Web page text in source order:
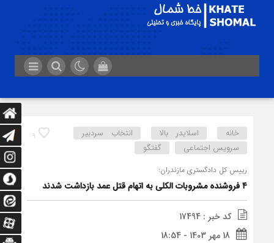
9 خانه اسلایدر بالا
انتخاب سردبیر
سرویس اجتماعی
گفتگو
رییس کل دادگستری مازندران:
۴ فروشنده مشروبات الکلی به اتهام قتل عمد بازداشت شدند
کد خبر : 17494
18 مهر 1403 - 18:54